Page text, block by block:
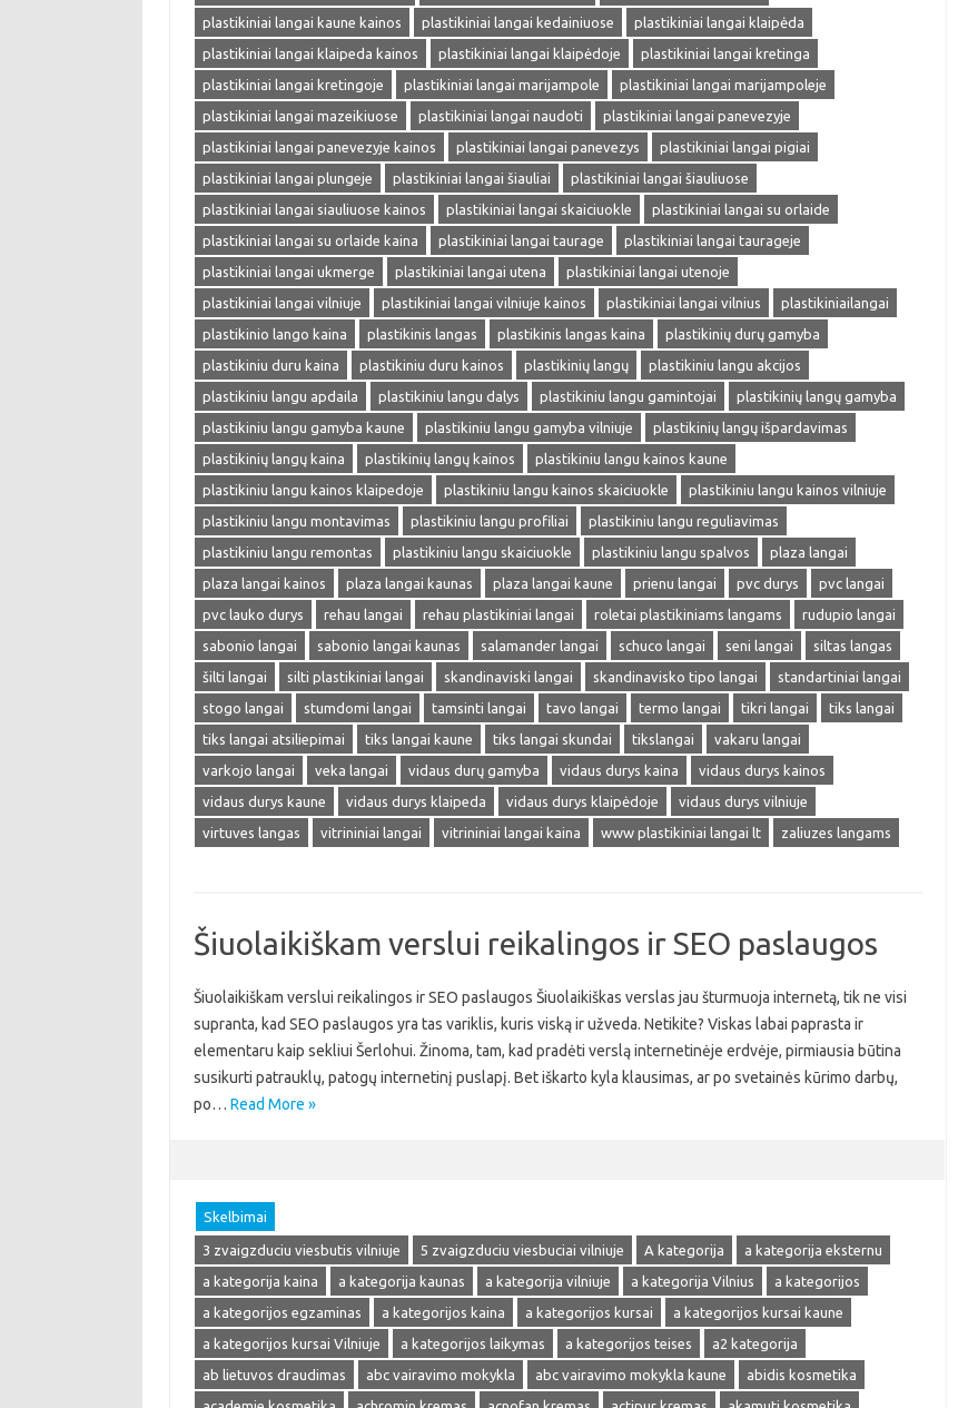
plastikiniai langai kaune kainos
plastikiniai langai kedainiuose
plastikiniai langai klaipėda
plastikiniai langai klaipeda kainos
plastikiniai langai klaipėdoje
plastikiniai langai kretinga
plastikiniai langai kretingoje
plastikiniai langai marijampole
plastikiniai langai marijampoleje
plastikiniai langai mazeikiuose
plastikiniai langai naudoti
plastikiniai langai panevezyje
plastikiniai langai panevezyje kainos
plastikiniai langai panevezys
plastikiniai langai pigiai
plastikiniai langai plungeje
plastikiniai langai šiauliai
plastikiniai langai šiauliuose
plastikiniai langai siauliuose kainos
plastikiniai langai skaiciuokle
plastikiniai langai su orlaide
plastikiniai langai su orlaide kaina
plastikiniai langai taurage
plastikiniai langai taurageje
plastikiniai langai ukmerge
plastikiniai langai utena
plastikiniai langai utenoje
plastikiniai langai vilniuje
plastikiniai langai vilniuje kainos plastikiniai langai vilnius
plastikiniailangai
plastikinio lango kaina
plastikinis langas plastikinis langas kaina
plastikinių durų gamyba
plastikiniu duru kaina
plastikiniu duru kainos plastikinių langų
plastikiniu langu akcijos
plastikiniu langu apdaila
plastikiniu langu dalys plastikiniu langu gamintojai
plastikinių langų gamyba
plastikiniu langu gamyba kaune
plastikiniu langu gamyba vilniuje
plastikinių langų išpardavimas
plastikinių langų kaina
plastikinių langų kainos
plastikiniu langu kainos kaune
plastikiniu langu kainos klaipedoje
plastikiniu langu kainos skaiciuokle
plastikiniu langu kainos vilniuje
plastikiniu langu montavimas
plastikiniu langu profiliai
plastikiniu langu reguliavimas
plastikiniu langu remontas
plastikiniu langu skaiciuokle plastikiniu langu spalvos
plaza langai
plaza langai kainos
plaza langai kaunas plaza langai kaune prienu langai pvc durys
pvc langai
pvc lauko durys
rehau langai rehau plastikiniai langai roletai plastikiniams langams
rudupio langai
sabonio langai
sabonio langai kaunas salamander langai schuco langai seni langai
siltas langas
šilti langai
silti plastikiniai langai skandinaviski langai skandinavisko tipo langai
standartiniai langai
stogo langai
stumdomi langai tamsinti langai tavo langai termo langai tikri langai
tiks langai
tiks langai atsiliepimai
tiks langai kaune tiks langai skundai tikslangai
vakaru langai
varkojo langai
veka langai vidaus durų gamyba vidaus durys kaina
vidaus durys kainos
vidaus durys kaune
vidaus durys klaipeda vidaus durys klaipėdoje
vidaus durys vilniuje
virtuves langas
vitrininiai langai vitrininiai langai kaina www plastikiniai langai lt zaliuzes langams
Šiuolaikiškam verslui reikalingos ir SEO paslaugos
Šiuolaikiškam verslui reikalingos ir SEO paslaugos Šiuolaikiškas verslas jau šturmuoja internetą, tik ne visi
supranta, kad SEO paslaugos yra tas variklis, kuris viską ir užveda. Netikite? Viskas labai paprasta ir
elementaru kaip sekliui Šerlohui. Žinoma, tam, kad pradėti verslą internetinėje erdvėje, pirmiausia būtina
susikurti patrauklų, patogų internetinį puslapį. Bet iškarto kyla klausimas, ar po svetainės kūrimo darbų,
po… Read More »
Skelbimai
3 zvaigzduciu viesbutis vilniuje 5 zvaigzduciu viesbuciai vilniuje A kategorija
a kategorija eksternu
a kategorija kaina
a kategorija kaunas a kategorija vilniuje a kategorija Vilnius
a kategorijos
a kategorijos egzaminas
a kategorijos kaina a kategorijos kursai
a kategorijos kursai kaune
a kategorijos kursai Vilniuje
a kategorijos laikymas a kategorijos teises
a2 kategorija
ab lietuvos draudimas
abc vairavimo mokykla abc vairavimo mokykla kaune
abidis kosmetika